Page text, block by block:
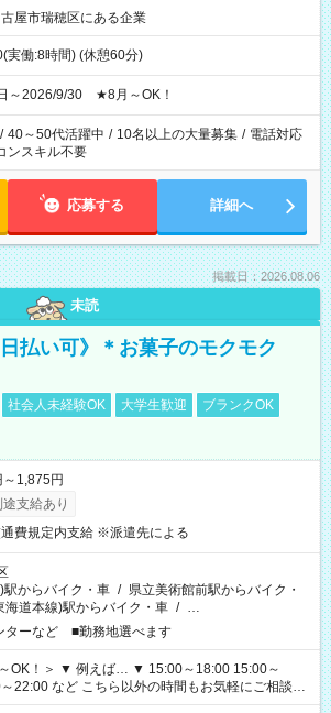
屋市瑞穂区にある企業
実働:8時間) (休憩60分)
日～2026/9/30 ★8月～OK！
/ 40～50代活躍中 / 10名以上の大量募集 / 電話対応
ンスキル不要
応募する 詳細へ
掲載日：2026.08.06
未読
払い可》＊お菓子のモクモク
社会人未経験OK 大学生歓迎
ブランクOK
1,875円
支給あり
費規定内支給 ※派遣先による
駅からバイク・車 / 県立美術館前駅からバイク・
海道本線)駅からバイク・車 / …
ターなど ■勤務地選べます
15:00～18:00 15:00～
以外の時間もお気軽にご相談く